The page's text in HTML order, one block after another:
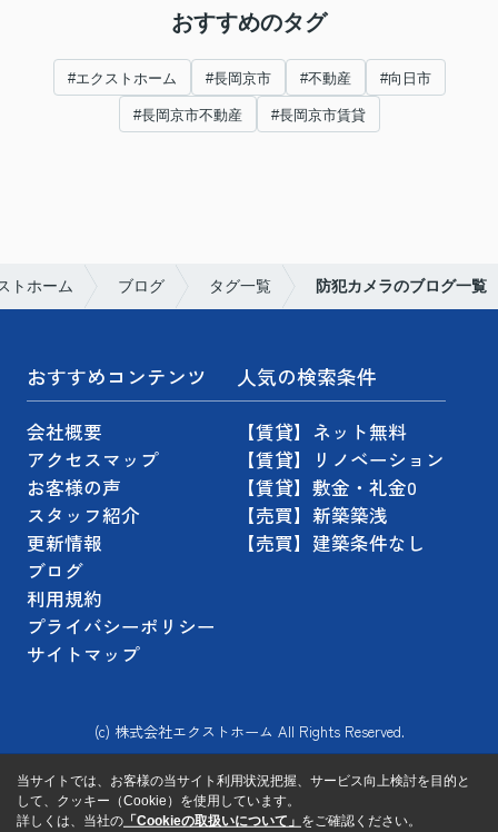
おすすめのタグ
#エクストホーム #長岡京市 #不動産 #向日市
#長岡京市不動産 #長岡京市賃貸
トホーム ブログ タグ一覧 防犯カメラのブログ一覧
おすすめコンテンツ
会社概要
アクセスマップ
お客様の声
スタッフ紹介
更新情報
ブログ
利用規約
プライバシーポリシー
サイトマップ
人気の検索条件
【賃貸】ネット無料
【賃貸】リノベーション
【賃貸】敷金・礼金0
【売買】新築築浅
【売買】建築条件なし
(c) 株式会社エクストホーム All Rights Reserved.
当サイトでは、お客様の当サイト利用状況把握、サービス向上検討を目的と
して、クッキー（Cookie）を使用しています。
詳しくは、当社の 「Cookieの取扱いについて」 をご確認ください。